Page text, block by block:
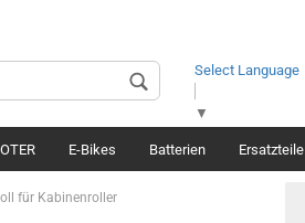
Select Language
▼
E-Bikes Batterien Ersatzteile
für Kabinenroller